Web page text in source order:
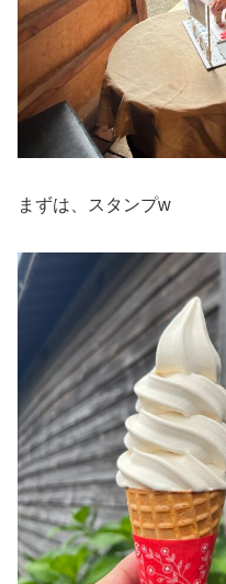
まずは、スタンプw